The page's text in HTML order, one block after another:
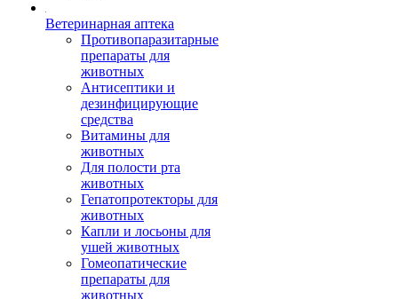
Ветеринарная аптека
Противопаразитарные
препараты для
животных
Антисептики и
дезинфицирующие
средства
Витамины для
животных
Для полости рта
животных
Гепатопротекторы для
животных
Капли и лосьоны для
ушей животных
Гомеопатические
препараты для
животных